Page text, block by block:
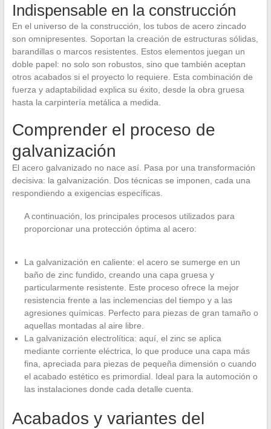
Indispensable en la construcción
En el universo de la construcción, los tubos de acero zincado
son omnipresentes. Soportan la creación de estructuras sólidas,
barandillas o marcos resistentes. Estos elementos juegan un
doble papel: no solo son robustos, sino que también aceptan
otros acabados si el proyecto lo requiere. Esta combinación de
fuerza y adaptabilidad explica su éxito, desde la obra gruesa
hasta la carpintería metálica a medida.
Comprender el proceso de
galvanización
El acero galvanizado no nace así. Pasa por una transformación
decisiva: la galvanización. Dos técnicas se imponen, cada una
respondiendo a exigencias específicas.
A continuación, los principales procesos utilizados para
proporcionar una protección óptima al acero:
La galvanización en caliente: el acero se sumerge en un
baño de zinc fundido, creando una capa gruesa y
particularmente resistente. Este proceso ofrece la mejor
resistencia frente a las inclemencias del tiempo y a las
agresiones químicas. Perfecto para piezas de gran tamaño o
aquellas montadas al aire libre.
La galvanización electrolítica: aquí, el zinc se aplica
mediante corriente eléctrica, lo que produce una capa más
fina, apreciada para piezas de pequeña dimensión o cuando
el acabado estético es primordial. Ideal para la automoción o
las instalaciones donde cada detalle cuenta.
Acabados y variantes del